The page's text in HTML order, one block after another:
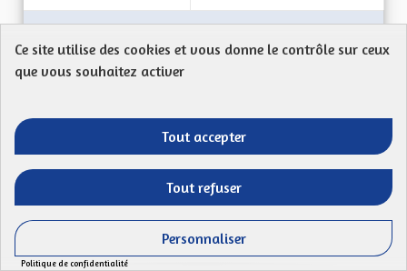
Un peu de sérieux, s'il vous plaît
Proposition anonyme
Mon Code postal 67870Il y a quelques années, la
région a laissé passer une chance en rejetant un...
Filtrer les résultats de la catégorie : Autres
Ce site utilise des cookies et vous donne le contrôle sur ceux
que vous souhaitez activer
Tout accepter
Tout refuser
Personnaliser
Politique de confidentialité